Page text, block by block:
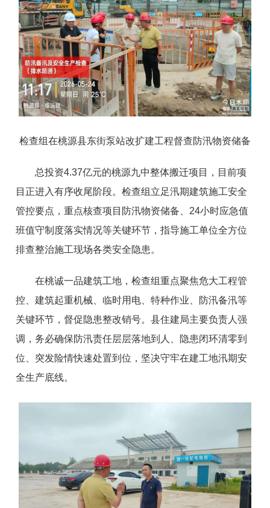
检查组在桃源县东街泵站改扩建工程督查防汛物资储备
总投资4.37亿元的桃源九中整体搬迁项目，目前项
目正进入有序收尾阶段。检查组立足汛期建筑施工安全
管控要点，重点核查项目防汛物资储备、24小时应急值
班值守制度落实情况等关键环节，指导施工单位全方位
排查整治施工现场各类安全隐患。
在桃诚一品建筑工地，检查组重点聚焦危大工程管
控、建筑起重机械、临时用电、特种作业、防汛备汛等
关键环节，督促隐患整改销号。县住建局主要负责人强
调，务必确保防汛责任层层落地到人、隐患闭环清零到
位、突发险情快速处置到位，坚决守牢在建工地汛期安
全生产底线。